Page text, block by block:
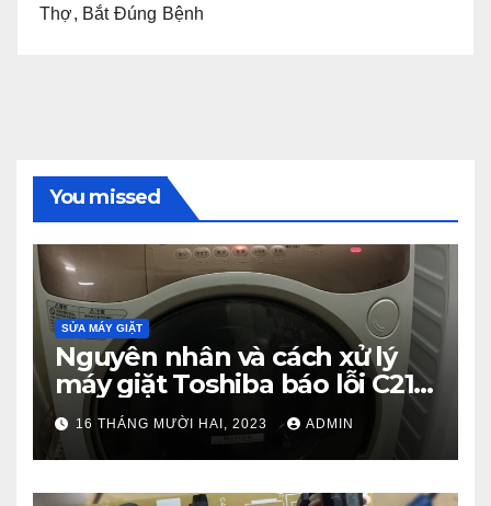
Thợ, Bắt Đúng Bệnh
You missed
SỬA MÁY GIẶT
Nguyên nhân và cách xử lý
máy giặt Toshiba báo lỗi C21
từ A – Z
16 THÁNG MƯỜI HAI, 2023 ADMIN